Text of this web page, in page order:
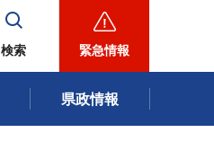
検索 緊急情報
県政情報